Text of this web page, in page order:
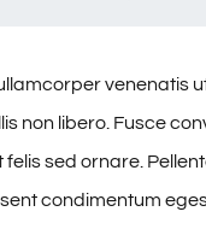
venenatis
non libero. Fusce
sed ornare.
condimentum